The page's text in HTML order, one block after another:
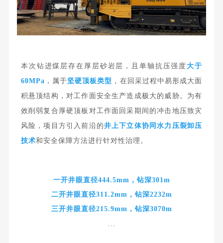
本次钻进煤层存在厚层砂岩层，且单轴抗压强度 大于
60MPa ，属于坚硬顶板类型 ，在回采过程中易形成大面
积悬顶结构，对工作面安全生产造成极大的威胁。 为有
效削弱复合厚硬顶板对工作面回采期间的冲击地压致灾
风险，项目方引入前沿的井上下立体协同水力压裂卸压
技术和安全保障方法进行针对性治理。
一开井眼直径444.5mm，钻深301m
二开井眼直径311.2mm，钻深2232m
三开井眼直径215.9mm，钻深3070m